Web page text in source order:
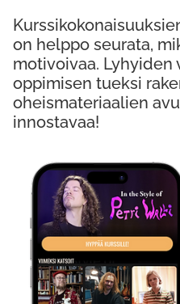
Kokeile
on helppo seurata,
motivoivaa. Lyhyiden
oppimisen tueksi
oheismateriaalien
innostavaa!